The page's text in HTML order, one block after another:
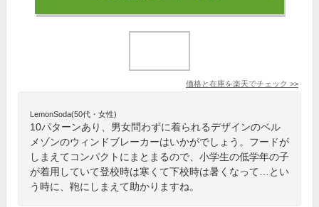
価格と在庫を楽天でチェック >>
LemonSoda(50代・女性)
10パターンあり、男女問わずに着られるデザインのベル
メゾンのウィンドブレーカーはいかがでしょう。フードが
しまえてコンパクトにまとまるので、小学生の低学年の子
が着用していて登校時は寒くて下校時は暑くなって…とい
う時に、鞄にしまえて助かりますね。